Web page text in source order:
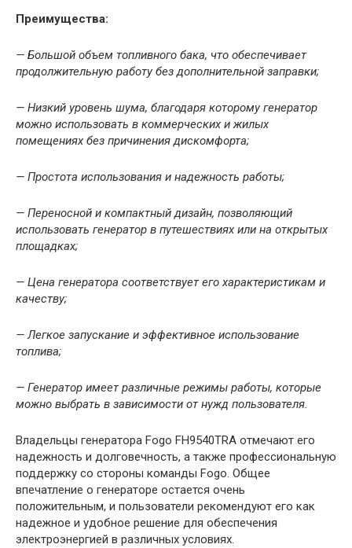
Преимущества:
— Большой объем топливного бака, что обеспечивает
продолжительную работу без дополнительной заправки;
— Низкий уровень шума, благодаря которому генератор
можно использовать в коммерческих и жилых
помещениях без причинения дискомфорта;
— Простота использования и надежность работы;
— Переносной и компактный дизайн, позволяющий
использовать генератор в путешествиях или на открытых
площадках;
— Цена генератора соответствует его характеристикам и
качеству;
— Легкое запускание и эффективное использование
топлива;
— Генератор имеет различные режимы работы, которые
можно выбрать в зависимости от нужд пользователя.
Владельцы генератора Fogo FH9540TRA отмечают его
надежность и долговечность, а также профессиональную
поддержку со стороны команды Fogo. Общее
впечатление о генераторе остается очень
положительным, и пользователи рекомендуют его как
надежное и удобное решение для обеспечения
электроэнергией в различных условиях.